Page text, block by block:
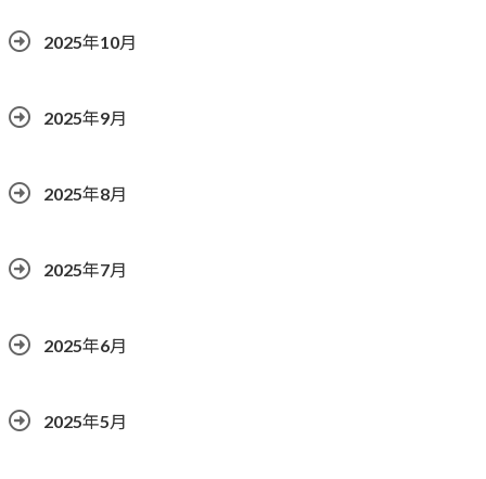
2025年10月
2025年9月
2025年8月
2025年7月
2025年6月
2025年5月